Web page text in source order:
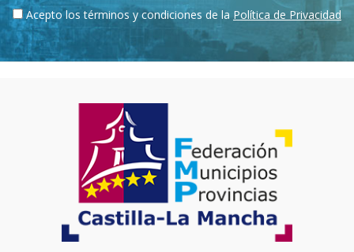
Acepto los términos y condiciones de la Política de Privacidad